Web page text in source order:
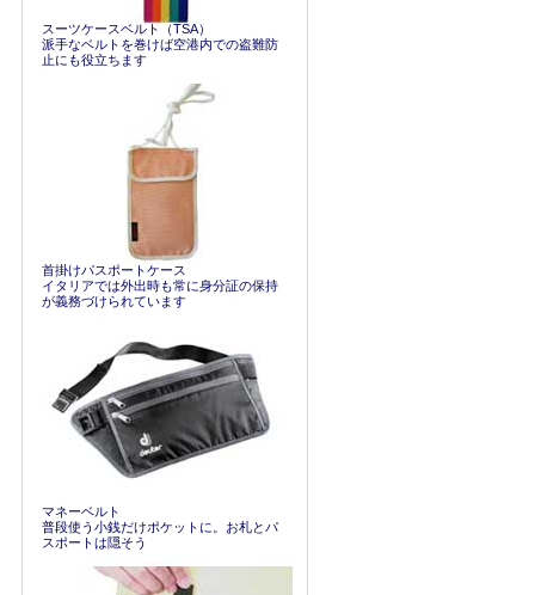
スーツケースベルト（TSA）
派手なベルトを巻けば空港内での盗難防
止にも役立ちます
首掛けパスポートケース
イタリアでは外出時も常に身分証の保持
が義務づけられています
マネーベルト
普段使う小銭だけポケットに。お札とパ
スポートは隠そう